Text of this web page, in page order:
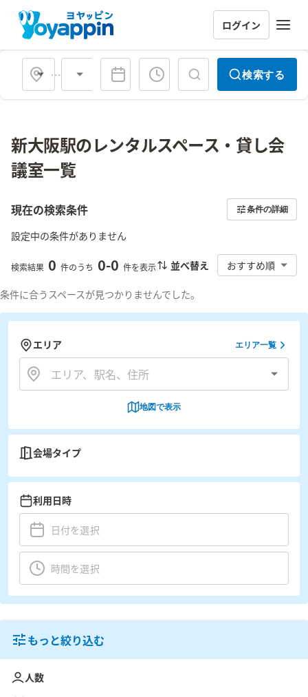
ログイン
会場タイプ 検索する
新大阪駅のレンタルスペース・貸し会
議室一覧
現在の検索条件 条件の詳細
設定中の条件がありません
検索結果 0 件のうち 0-0 件を表示 並べ替え おすすめ順
条件に合うスペースが見つかりませんでした。
エリア エリア一覧
地図で表示
会場タイプ
利用日時
もっと絞り込む
人数